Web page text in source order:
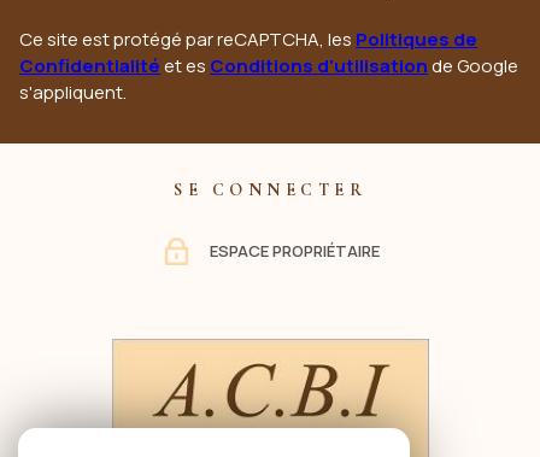
Ce site est protégé par reCAPTCHA, les Politiques de
Confidentialitéet es Conditions d'utilisationde Google
s'appliquent.
SE CONNECTER
ESPACE PROPRIÉTAIRE